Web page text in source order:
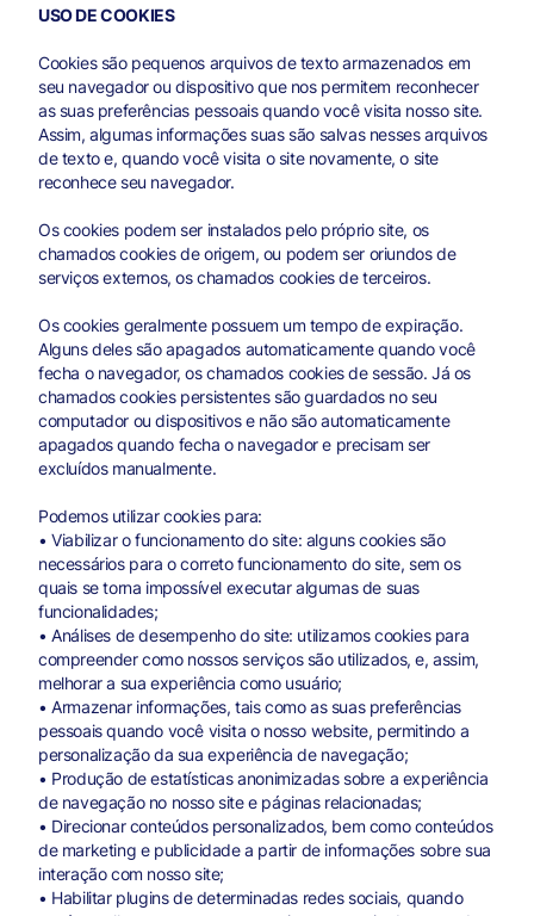
USO DE COOKIES
Cookies são pequenos arquivos de texto armazenados em
seu navegador ou dispositivo que nos permitem reconhecer
as suas preferências pessoais quando você visita nosso site.
Assim, algumas informações suas são salvas nesses arquivos
de texto e, quando você visita o site novamente, o site
reconhece seu navegador.
Os cookies podem ser instalados pelo próprio site, os
chamados cookies de origem, ou podem ser oriundos de
serviços externos, os chamados cookies de terceiros.
Os cookies geralmente possuem um tempo de expiração.
Alguns deles são apagados automaticamente quando você
fecha o navegador, os chamados cookies de sessão. Já os
chamados cookies persistentes são guardados no seu
computador ou dispositivos e não são automaticamente
apagados quando fecha o navegador e precisam ser
excluídos manualmente.
Podemos utilizar cookies para:
• Viabilizar o funcionamento do site: alguns cookies são
necessários para o correto funcionamento do site, sem os
quais se torna impossível executar algumas de suas
funcionalidades;
• Análises de desempenho do site: utilizamos cookies para
compreender como nossos serviços são utilizados, e, assim,
melhorar a sua experiência como usuário;
• Armazenar informações, tais como as suas preferências
pessoais quando você visita o nosso website, permitindo a
personalização da sua experiência de navegação;
• Produção de estatísticas anonimizadas sobre a experiência
de navegação no nosso site e páginas relacionadas;
• Direcionar conteúdos personalizados, bem como conteúdos
de marketing e publicidade a partir de informações sobre sua
interação com nosso site;
• Habilitar plugins de determinadas redes sociais, quando